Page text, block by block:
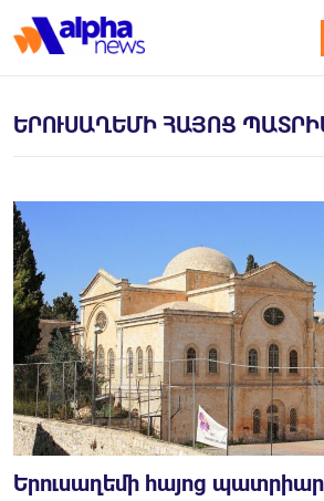
ԵՐՈՒՍԱՂԵՄԻ ՀԱՅՈՑ
Երուսաղեմի հայոց